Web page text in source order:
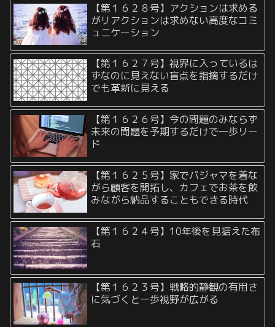
【第１６２８号】アクションは求める
がリアクションは求めない高度なコミ
ュニケーション
【第１６２７号】視界に入っているは
ずなのに見えない盲点を指摘するだけ
でも革新に見える
【第１６２６号】今の問題のみならず
未来の問題を予期するだけで一歩リー
ド
【第１６２５号】家でパジャマを着な
がら顧客を開拓し、カフェでお茶を飲
みながら納品することもできる時代
【第１６２４号】10年後を見据えた布
石
【第１６２３号】戦略的静観の有用さ
に気づくと一歩視野が広がる